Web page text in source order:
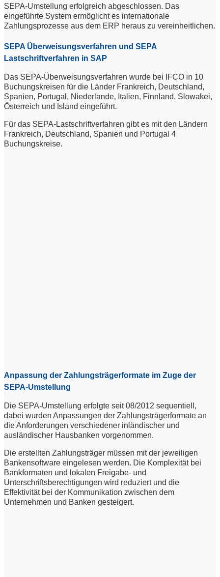
SEPA-Umstellung erfolgreich abgeschlossen. Das
eingeführte System ermöglicht es internationale
Zahlungsprozesse aus dem ERP heraus zu vereinheitlichen.
SEPA Überweisungsverfahren und SEPA
Lastschriftverfahren in SAP
Das SEPA-Überweisungsverfahren wurde bei IFCO in 10
Buchungskreisen für die Länder Frankreich, Deutschland,
Spanien, Portugal, Niederlande, Italien, Finnland, Slowakei,
Österreich und Island eingeführt.
Für das SEPA-Lastschriftverfahren gibt es mit den Ländern
Frankreich, Deutschland, Spanien und Portugal 4
Buchungskreise.
Anpassung der Zahlungsträgerformate im Zuge der
SEPA-Umstellung
Die SEPA-Umstellung erfolgte seit 08/2012 sequentiell,
dabei wurden Anpassungen der Zahlungsträgerformate an
die Anforderungen verschiedener inländischer und
ausländischer Hausbanken vorgenommen.
Die erstellten Zahlungsträger müssen mit der jeweiligen
Bankensoftware eingelesen werden. Die Komplexität bei
Bankformaten und lokalen Freigabe- und
Unterschriftsberechtigungen wird reduziert und die
Effektivität bei der Kommunikation zwischen dem
Unternehmen und Banken gesteigert.